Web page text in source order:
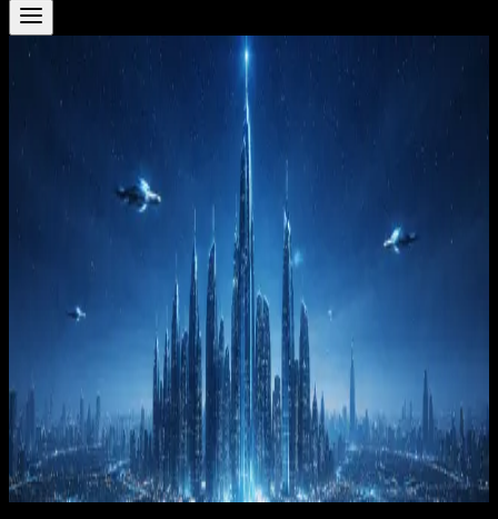
Descrição da experiência de jogo